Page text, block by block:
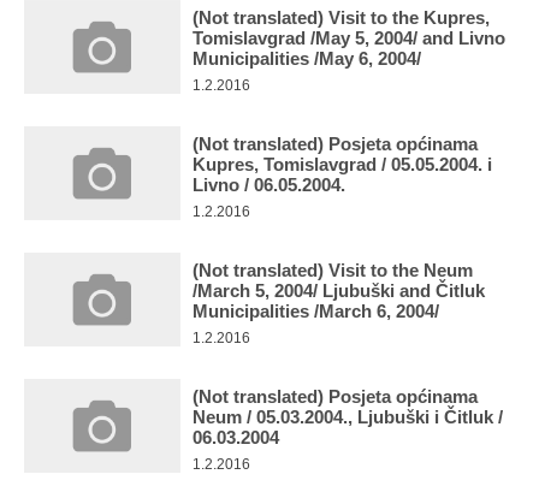
(Not translated) Visit to the Kupres,
Tomislavgrad /May 5, 2004/ and Livno
Municipalities /May 6, 2004/
1.2.2016
(Not translated) Posjeta općinama
Kupres, Tomislavgrad / 05.05.2004. i
Livno / 06.05.2004.
1.2.2016
(Not translated) Visit to the Neum
/March 5, 2004/ Ljubuški and Čitluk
Municipalities /March 6, 2004/
1.2.2016
(Not translated) Posjeta općinama
Neum / 05.03.2004., Ljubuški i Čitluk /
06.03.2004
1.2.2016